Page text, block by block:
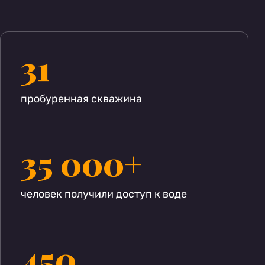
31
пробуренная скважина
35 000+
человек получили доступ к воде